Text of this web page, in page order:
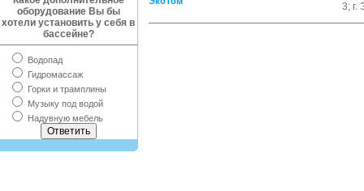
оборудование Вы бы
хотели установить у себя в
бассейне?
Водопад
Гидромассаж
Горки и трамплины
Музыку под водой
Надувную мебель
3; г.